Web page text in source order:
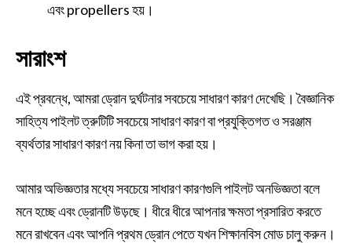
এবং propellers হয়।
সারাংশ
এই প্রবন্ধে, আমরা ড্রোন দুর্ঘটনার সবচেয়ে সাধারণ কারণ দেখেছি। বৈজ্ঞানিক
সাহিত্য পাইলট ত্রুটিটি সবচেয়ে সাধারণ কারণ বা প্রযুক্তিগত ও সরঞ্জাম
ব্যর্থতার সাধারণ কারণ নয় কিনা তা ভাগ করা হয়।
আমার অভিজ্ঞতার মধ্যে সবচেয়ে সাধারণ কারণগুলি পাইলট অনভিজ্ঞতা বলে
মনে হচ্ছে এবং ড্রোনটি উড়ছে। ধীরে ধীরে আপনার ক্ষমতা প্রসারিত করতে
মনে রাখবেন এবং আপনি প্রথম ড্রোন পেতে যখন শিক্ষানবিস মোড চালু করুন।